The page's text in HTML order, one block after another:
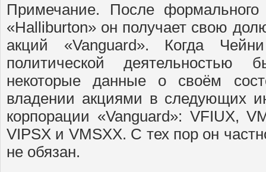
Примечание. После
«Halliburton» он получает свою
акций «Vanguard». Когда
политической деятельностью
некоторые данные о своём
владении акциями в следующих
корпорации «Vanguard»: VFIUX,
VIPSX и VMSXX. С тех пор он
не обязан.